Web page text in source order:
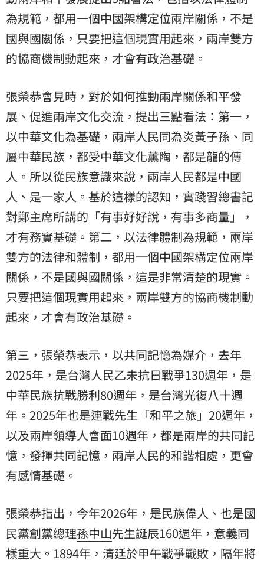
為規範，都用一個中國架構定位兩岸關係，不是
國與國關係，只要把這個現實用起來，兩岸雙方
的協商機制動起來，才會有政治基礎。
張榮恭會見時，對於如何推動兩岸關係和平發
展、促進兩岸文化交流，提出三點看法：第一，
以中華文化為基礎，兩岸人民同為炎黃子孫、同
屬中華民族，都受中華文化薰陶，都是龍的傳
人。所以從民族意識來說，兩岸人民都是中國
人、是一家人。基於這樣的認知，實踐習總書記
對鄭主席所講的「有事好好說，有事多商量」，
才有務實基礎。第二，以法律體制為規範，兩岸
雙方的法律和體制，都用一個中國架構定位兩岸
關係，不是國與國關係，這是非常清楚的現實。
只要把這個現實用起來，兩岸雙方的協商機制動
起來，才會有政治基礎。
第三，張榮恭表示，以共同記憶為媒介，去年
2025年，是台灣人民乙未抗日戰爭130週年，是
中華民族抗戰勝利80週年，是台灣光復八十週
年。2025年也是連戰先生「和平之旅」20週年，
以及兩岸領導人會面10週年，都是兩岸的共同記
憶，發揮共同記憶，兩岸人民的和諧相處，更會
有感情基礎。
張榮恭指出，今年2026年，是民族偉人、也是國
民黨創黨總理孫中山先生誕辰160週年，意義同
樣重大。1894年，清廷於甲午戰爭戰敗，隔年將